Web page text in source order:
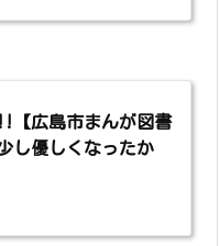
【広島市まんが図書
し優しくなったか